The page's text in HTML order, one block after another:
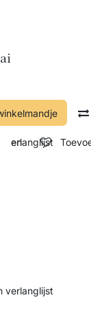
verlanglijst
verlanglijst